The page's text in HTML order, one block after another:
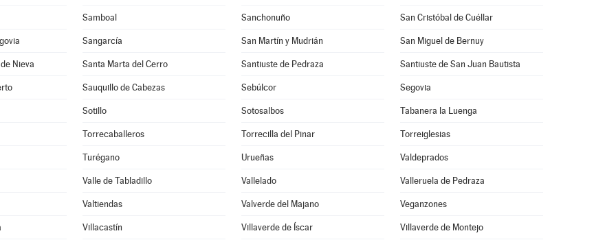
Samboal Sanchonuño San Cristóbal de Cuéllar
Sangarcía San Martín y Mudrián San Miguel de Bernuy
Nieva Santa Marta del Cerro Santiuste de Pedraza Santiuste de San Juan Bautista
Sauquillo de Cabezas Sebúlcor Segovia
Sotillo Sotosalbos Tabanera la Luenga
Torrecaballeros Torrecilla del Pinar Torreiglesias
Turégano Urueñas Valdeprados
Valle de Tabladillo Vallelado Valleruela de Pedraza
Valtiendas Valverde del Majano Veganzones
Villacastín Villaverde de Íscar Villaverde de Montejo